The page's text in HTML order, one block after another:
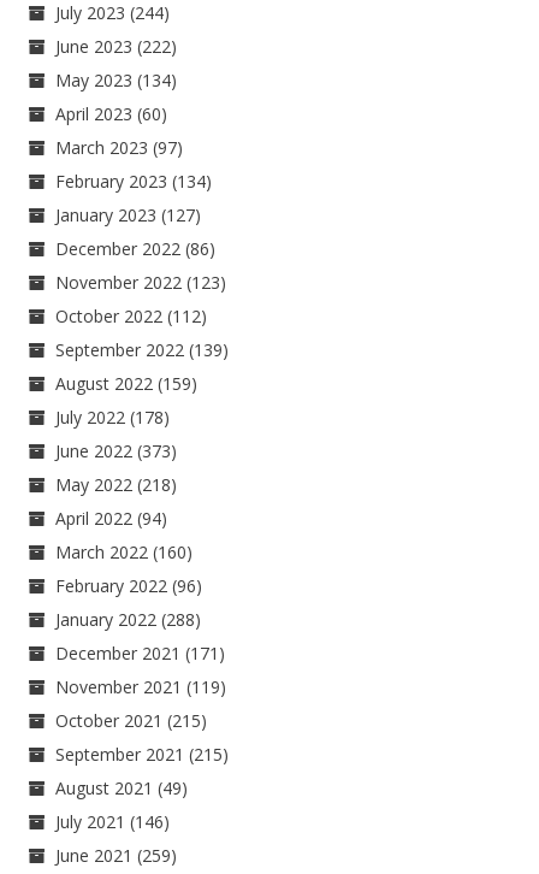
July 2023 (244)
June 2023 (222)
May 2023 (134)
April 2023 (60)
March 2023 (97)
February 2023 (134)
January 2023 (127)
December 2022 (86)
November 2022 (123)
October 2022 (112)
September 2022 (139)
August 2022 (159)
July 2022 (178)
June 2022 (373)
May 2022 (218)
April 2022 (94)
March 2022 (160)
February 2022 (96)
January 2022 (288)
December 2021 (171)
November 2021 (119)
October 2021 (215)
September 2021 (215)
August 2021 (49)
July 2021 (146)
June 2021 (259)